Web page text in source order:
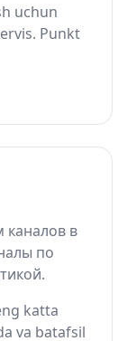
uchun
Punkt
каналов в
по
katta
va batafsil